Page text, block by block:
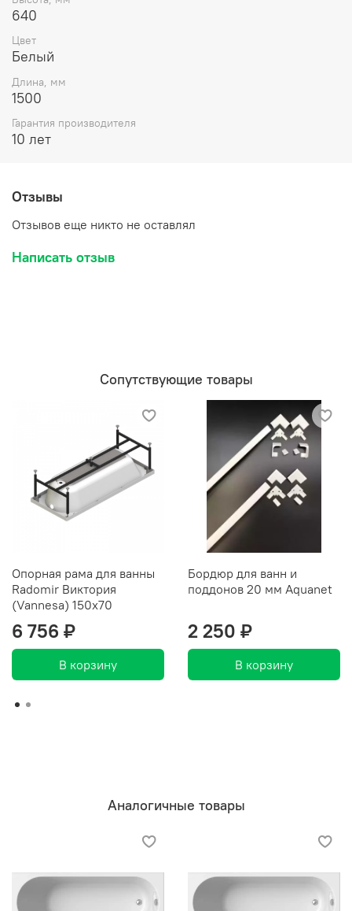
абсолютно безвреден для здоровья
640
Цвет
Белый
Длина, мм
1500
Гарантия производителя
10 лет
Отзывы
Отзывов еще никто не оставлял
Написать отзыв
Сопутствующие товары
Опорная рама для ванны
Radomir Виктория
(Vannesa) 150x70
6 756 ₽
В корзину
Бордюр для ванн и
поддонов 20 мм Aquanet
2 250 ₽
В корзину
Аналогичные товары